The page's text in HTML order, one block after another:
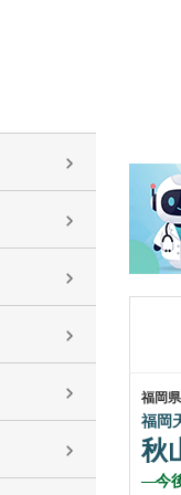
ついて教えて
福岡
福岡
秋
今